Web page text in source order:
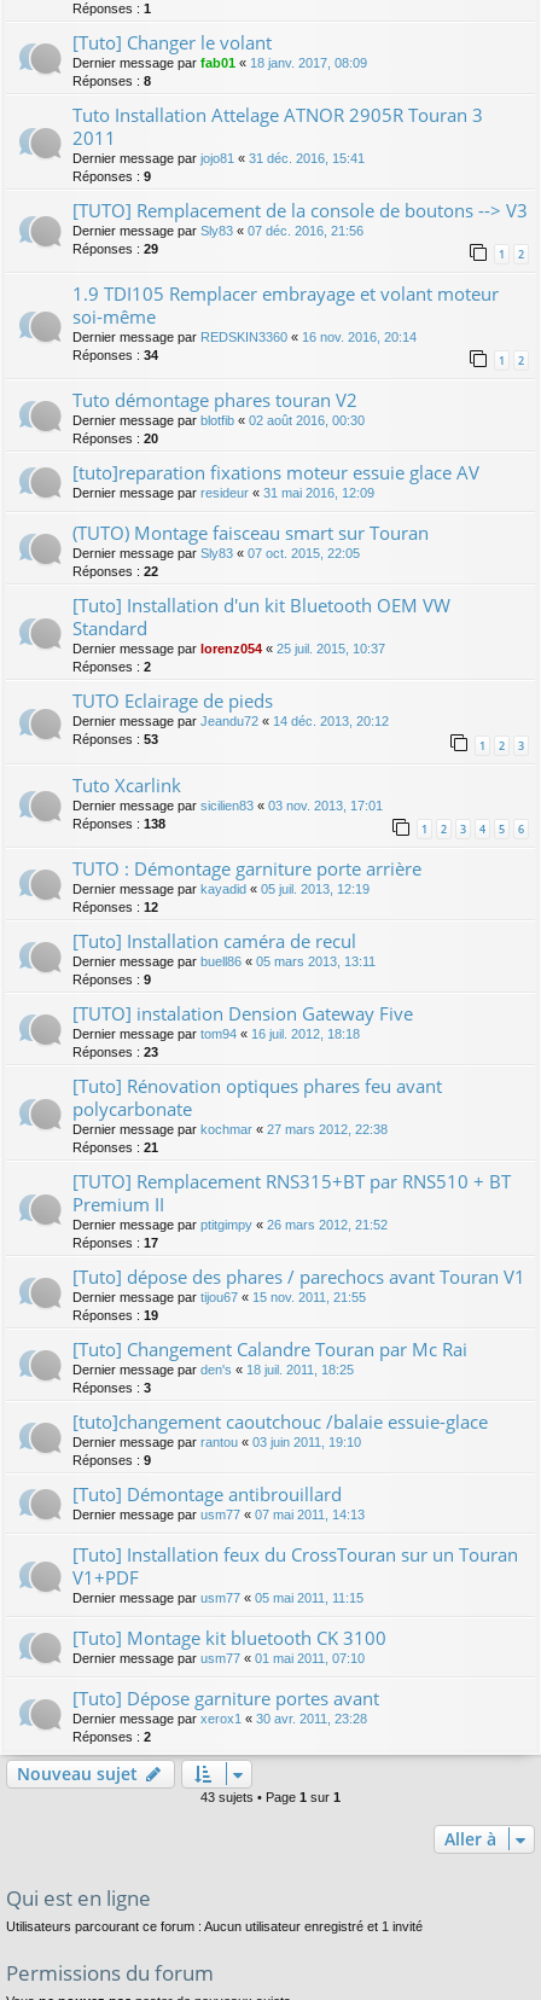
Réponses : 1
[Tuto] Changer le volant
Dernier message par fab01 « 18 janv. 2017, 08:09
Réponses : 8
Tuto Installation Attelage ATNOR 2905R Touran 3
2011
Dernier message par jojo81 « 31 déc. 2016, 15:41
Réponses : 9
[TUTO] Remplacement de la console de boutons --> V3
Dernier message par Sly83 « 07 déc. 2016, 21:56
Réponses : 29 1 2
1.9 TDI105 Remplacer embrayage et volant moteur
soi-même
Dernier message par REDSKIN3360 « 16 nov. 2016, 20:14
Réponses : 34 1 2
Tuto démontage phares touran V2
Dernier message par blotfib « 02 août 2016, 00:30
Réponses : 20
[tuto]reparation fixations moteur essuie glace AV
Dernier message par resideur « 31 mai 2016, 12:09
(TUTO) Montage faisceau smart sur Touran
Dernier message par Sly83 « 07 oct. 2015, 22:05
Réponses : 22
[Tuto] Installation d'un kit Bluetooth OEM VW
Standard
Dernier message par lorenz054 « 25 juil. 2015, 10:37
Réponses : 2
TUTO Eclairage de pieds
Dernier message par Jeandu72 « 14 déc. 2013, 20:12
Réponses : 53 1 2 3
Tuto Xcarlink
Dernier message par sicilien83 « 03 nov. 2013, 17:01
Réponses : 138 1 2 3 4 5 6
TUTO : Démontage garniture porte arrière
Dernier message par kayadid « 05 juil. 2013, 12:19
Réponses : 12
[Tuto] Installation caméra de recul
Dernier message par buell86 « 05 mars 2013, 13:11
Réponses : 9
[TUTO] instalation Dension Gateway Five
Dernier message par tom94 « 16 juil. 2012, 18:18
Réponses : 23
[Tuto] Rénovation optiques phares feu avant
polycarbonate
Dernier message par kochmar « 27 mars 2012, 22:38
Réponses : 21
[TUTO] Remplacement RNS315+BT par RNS510 + BT
Premium II
Dernier message par ptitgimpy « 26 mars 2012, 21:52
Réponses : 17
[Tuto] dépose des phares / parechocs avant Touran V1
Dernier message par tijou67 « 15 nov. 2011, 21:55
Réponses : 19
[Tuto] Changement Calandre Touran par Mc Rai
Dernier message par den's « 18 juil. 2011, 18:25
Réponses : 3
[tuto]changement caoutchouc /balaie essuie-glace
Dernier message par rantou « 03 juin 2011, 19:10
Réponses : 9
[Tuto] Démontage antibrouillard
Dernier message par usm77 « 07 mai 2011, 14:13
[Tuto] Installation feux du CrossTouran sur un Touran
V1+PDF
Dernier message par usm77 « 05 mai 2011, 11:15
[Tuto] Montage kit bluetooth CK 3100
Dernier message par usm77 « 01 mai 2011, 07:10
[Tuto] Dépose garniture portes avant
Dernier message par xerox1 « 30 avr. 2011, 23:28
Réponses : 2
Nouveau sujet
43 sujets • Page 1 sur 1
Aller à
Qui est en ligne
Utilisateurs parcourant ce forum : Aucun utilisateur enregistré et 1 invité
Permissions du forum